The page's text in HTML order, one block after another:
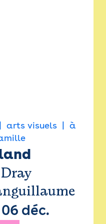
arts visuels
à
06 déc.